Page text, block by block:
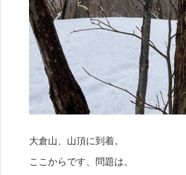
大倉山、山頂に到着。
ここからです、問題は。